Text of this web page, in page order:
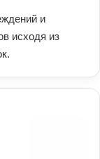
и
исходя из